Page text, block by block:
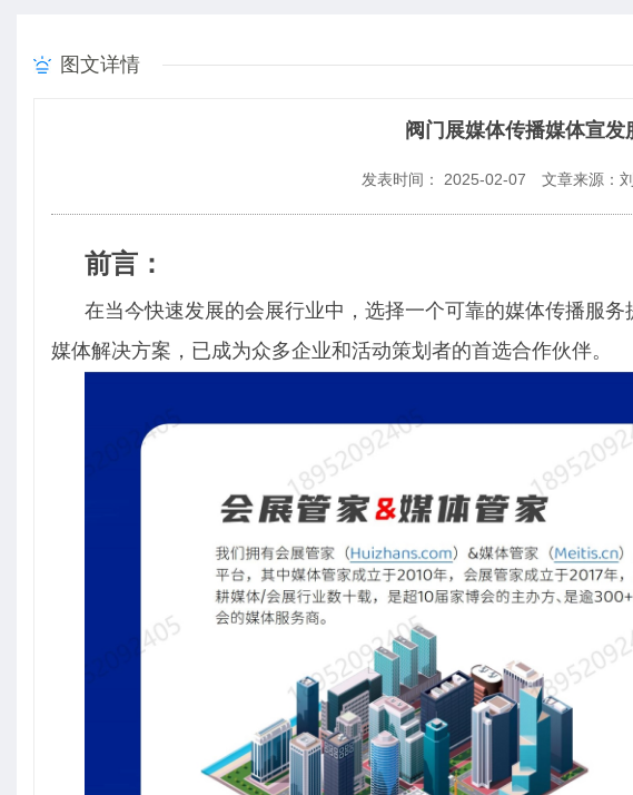
图文详情
阀门展媒体传播媒体宣发
发表时间： 2025-02-07 文章来源：
前言：
在当今快速发展的会展行业中，选择一个可靠的媒体传播服
媒体解决方案，已成为众多企业和活动策划者的首选合作伙伴。